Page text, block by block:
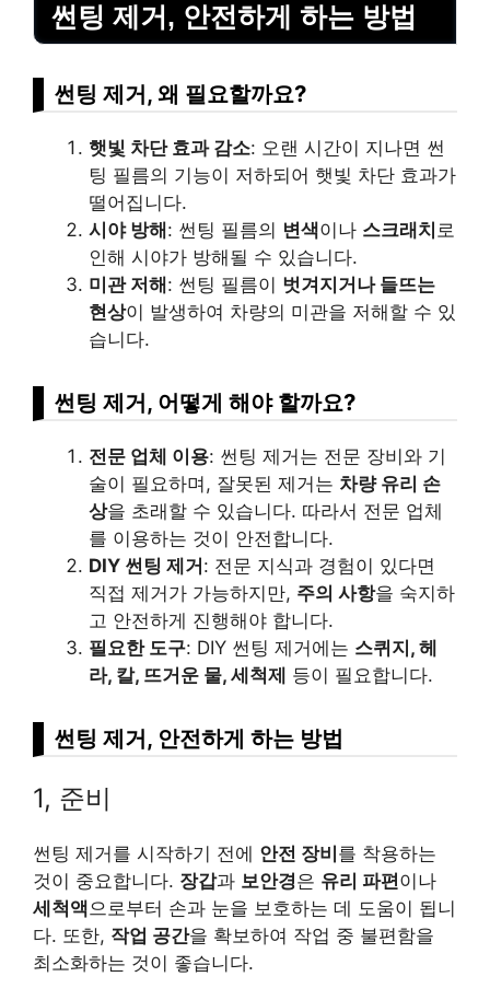
썬팅 제거, 안전하게 하는 방법
썬팅 제거, 왜 필요할까요?
햇빛 차단 효과 감소: 오랜 시간이 지나면 썬
팅 필름의 기능이 저하되어 햇빛 차단 효과가
떨어집니다.
시야 방해 : 썬팅 필름의 변색이나 스크래치 로
인해 시야가 방해될 수 있습니다.
미관 저해 : 썬팅 필름이 벗겨지거나 들뜨는
현상이 발생하여 차량의 미관을 저해할 수 있
습니다.
썬팅 제거, 어떻게 해야 할까요?
전문 업체 이용: 썬팅 제거는 전문 장비와 기
술이 필요하며, 잘못된 제거는 차량 유리 손
상을 초래할 수 있습니다. 따라서 전문 업체
를 이용하는 것이 안전합니다.
DIY 썬팅 제거 : 전문 지식과 경험이 있다면
직접 제거가 가능하지만, 주의 사항을 숙지하
고 안전하게 진행해야 합니다.
필요한 도구: DIY 썬팅 제거에는 스퀴지, 헤
라, 칼, 뜨거운 물, 세척제 등이 필요합니다.
썬팅 제거, 안전하게 하는 방법
1, 준비
썬팅 제거를 시작하기 전에 안전 장비 를 착용하는
것이 중요합니다. 장갑과 보안경은 유리 파편이나
세척액으로부터 손과 눈을 보호하는 데 도움이 됩니
다. 또한, 작업 공간을 확보하여 작업 중 불편함을
최소화하는 것이 좋습니다.